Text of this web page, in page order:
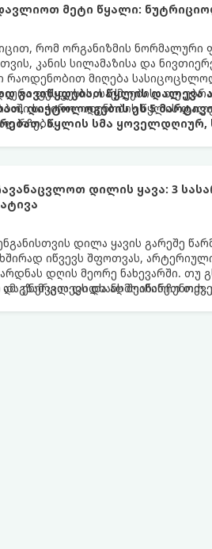
მეტი წყალი:
რომ ორგანიზმის ნორმალური
კანის სილამაზისა და
რაოდენობით მიღება
ფუსფუსის, საქმეებისა თუ
საჭირო ოდენობის წყლის
რჩება.
გავიწყდებათ წყლის დალევა
დიეტოლოგების ეს 5
წყლის სმა ყოველდღიურ,
დილის ყავა: 3
დილა ყავის გარეშე
იწვევს შფოთვას, არტერიული
დღის მეორე ნახევარში.
ენერგია დიდხანს შეინარჩუნოთ,
ამ გზამკვლევს და აღმოაჩინეთ